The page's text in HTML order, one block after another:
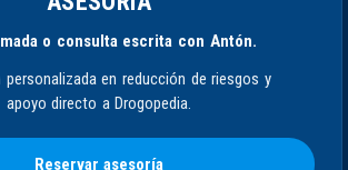
o consulta escrita con Antón.
personalizada en reducción de riesgos y
apoyo directo a Drogopedia.
Reservar asesoría